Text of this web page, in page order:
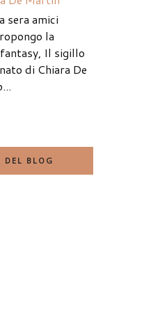
sera amici
la
Il sigillo
di Chiara De
DEL BLOG